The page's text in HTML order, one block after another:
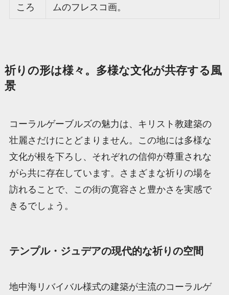
ころ
ムのフレスコ画。
祈りの形は様々。多様な文化が共存する風
景
コーラルゲーブルズの魅力は、キリスト教建築の
壮麗さだけにとどまりません。この地には多様な
文化が根を下ろし、それぞれの信仰が尊重されな
がら共に存在しています。さまざまな祈りの場を
訪れることで、この街の寛容さと豊かさを実感で
きるでしょう。
テンプル・ジュデアの現代的な祈りの空間
地中海リバイバル様式の建築が主流のコーラルゲ